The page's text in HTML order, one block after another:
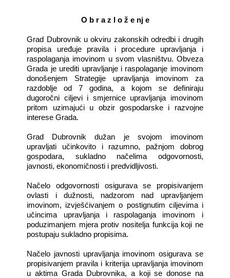
O b r a z l o ž e nj e
Grad Dubrovnik u okviru zakonskih odredbi i drugih
propisa uređuje pravila i procedure upravljanja i
raspolaganja imovinom u svom vlasništvu. Obveza
Grada je urediti upravljanje i raspolaganje imovinom
donošenjem Strategije upravljanja imovinom za
razdoblje od 7 godina, a kojom se definiraju
dugoročni ciljevi i smjernice upravljanja imovinom
pritom uzimajući u obzir gospodarske i razvojne
interese Grada.
Grad Dubrovnik dužan je svojom imovinom
upravljati učinkovito i razumno, pažnjom dobrog
gospodara, sukladno načelima odgovornosti,
javnosti, ekonomičnosti i predvidljivosti.
Načelo odgovornosti osigurava se propisivanjem
ovlasti i dužnosti, nadzorom nad upravljanjem
imovinom, izvješćivanjem o postignutim ciljevima i
učincima upravljanja i raspolaganja imovinom i
poduzimanjem mjera protiv nositelja funkcija koji ne
postupaju sukladno propisima.
Načelo javnosti upravljanja imovinom osigurava se
propisivanjem pravila i kriterija upravljanja imovinom
u aktima Grada Dubrovnika, a koji se donose na